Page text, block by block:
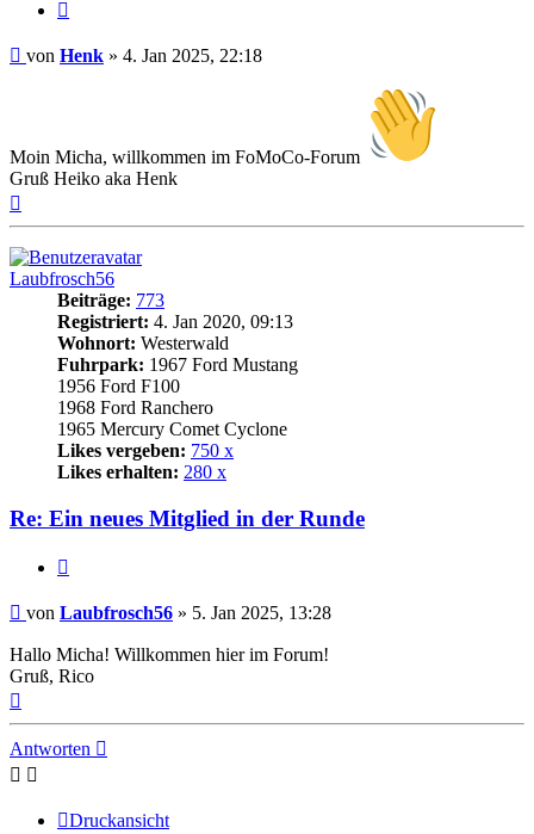
Beitrag
von Henk » 4. Jan 2025, 22:18
Moin Micha, willkommen im FoMoCo-Forum
Gruß Heiko aka Henk
Laubfrosch56
Beiträge: 773
Registriert: 4. Jan 2020, 09:13
Wohnort: Westerwald
Fuhrpark: 1967 Ford Mustang
1956 Ford F100
1968 Ford Ranchero
1965 Mercury Comet Cyclone
Likes vergeben: 750 x
Likes erhalten: 280 x
Re: Ein neues Mitglied in der Runde
Beitrag
von Laubfrosch56 » 5. Jan 2025, 13:28
Hallo Micha! Willkommen hier im Forum!
Gruß, Rico
oben
Antworten
Druckansicht